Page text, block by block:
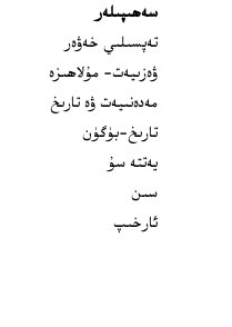
سەھىپىلەر
تەپسىلىي خەۋەر
ۋەزىيەت- مۇلاھىزە
مەدەنىيەت ۋە تارىخ
تارىخ-بۈگۈن
يەتتە سۇ
سىن
ئارخىپ